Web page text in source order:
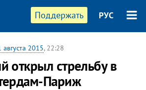
Поддержать РУС
августа 2015, 22:28
открыл стрельбу в
Париж